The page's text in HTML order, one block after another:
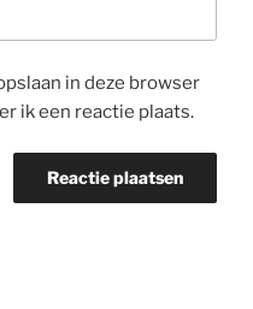
in deze browser
ik een reactie plaats.